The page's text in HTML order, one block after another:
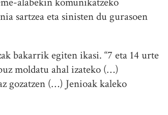
sartzea eta sinisten du gurasoen
bakarrik egiten ikasi. “7 eta 14 urte
moldatu ahal izateko (…)
gozatzen (…) Jenioak kaleko